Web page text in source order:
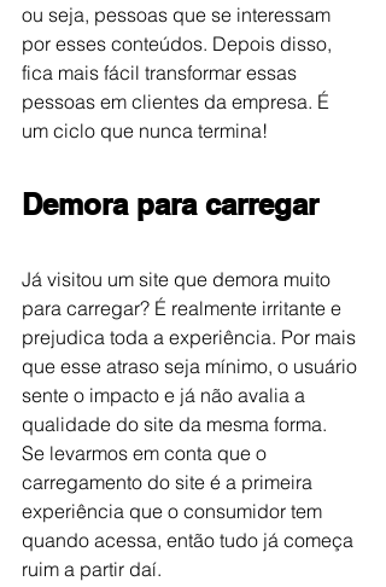
ou seja, pessoas que se interessam
por esses conteúdos. Depois disso,
fica mais fácil transformar essas
pessoas em clientes da empresa. É
um ciclo que nunca termina!
Demora para carregar
Já visitou um site que demora muito
para carregar? É realmente irritante e
prejudica toda a experiência. Por mais
que esse atraso seja mínimo, o usuário
sente o impacto e já não avalia a
qualidade do site da mesma forma.
Se levarmos em conta que o
carregamento do site é a primeira
experiência que o consumidor tem
quando acessa, então tudo já começa
ruim a partir daí.